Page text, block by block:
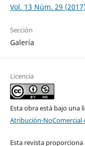
Vol. 13 Núm. 29
Sección
Galería
Licencia
Esta obra está bajo una
Atribución-NoComercial
Esta revista